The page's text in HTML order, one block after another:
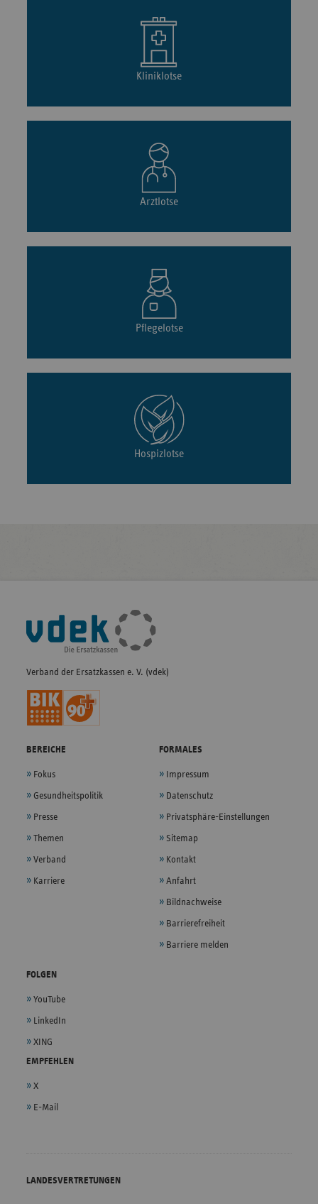
Kliniklotse
Arztlotse
Pflegelotse
Hospizlotse
Fußleisten-
Navigation
Verband der Ersatzkassen e. V. (vdek)
BEREICHE
Fokus
Gesundheitspolitik
Presse
Themen
Verband
Karriere
FORMALES
Impressum
Datenschutz
Privatsphäre-Einstellungen
Sitemap
Kontakt
Anfahrt
Bildnachweise
Barrierefreiheit
Barriere melden
FOLGEN
YouTube
LinkedIn
XING
EMPFEHLEN
X
E-Mail
LANDESVERTRETUNGEN